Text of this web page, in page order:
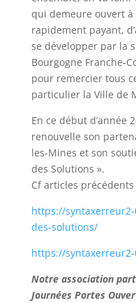
qui demeure ouvert
rapidement payant,
se développer par la
Bourgogne Franche-
pour remercier tous
particulier la Ville de
En ce début d’année
renouvelle son
les-Mines et son
des Solutions ».
Cf articles précédents
https://
des-solutions/
https://
Notre association
Journées Portes